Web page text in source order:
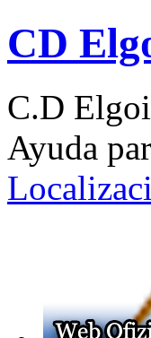
CD
C.D
Ayuda